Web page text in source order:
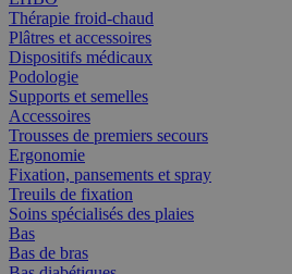
Thérapie froid-chaud
Plâtres et accessoires
Dispositifs médicaux
Podologie
Supports et semelles
Accessoires
Trousses de premiers secours
Ergonomie
Fixation, pansements et spray
Treuils de fixation
Soins spécialisés des plaies
Bas
Bas de bras